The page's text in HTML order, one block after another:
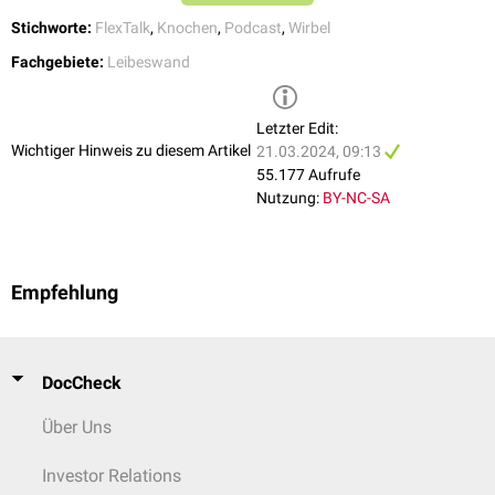
Stichworte: FlexTalk, Knochen, Podcast, Wirbel
Fachgebiete: Leibeswand
Wichtiger Hinweis zu diesem Artikel
Letzter Edit:
21.03.2024, 09:13
55.177 Aufrufe
Nutzung: BY-NC-SA
Empfehlung
DocCheck
Über Uns
Investor Relations